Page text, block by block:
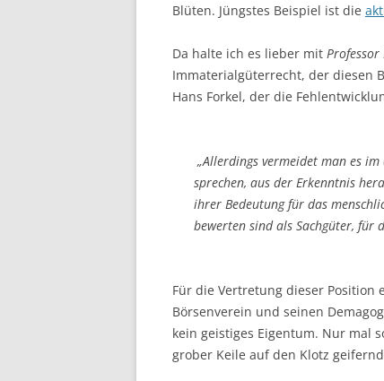
Blüten. Jüngstes Beispiel ist die
Da halte ich es lieber mit Professor
Immaterialgüterrecht, der diesen
Hans Forkel, der die
„Allerdings vermeidet man es im
sprechen, aus der Erkenntnis
ihrer Bedeutung für das
bewerten sind als Sachgüter, für
Für die Vertretung dieser Position
Börsenverein und seinen
kein geistiges Eigentum. Nur mal
grober Keile auf den Klotz